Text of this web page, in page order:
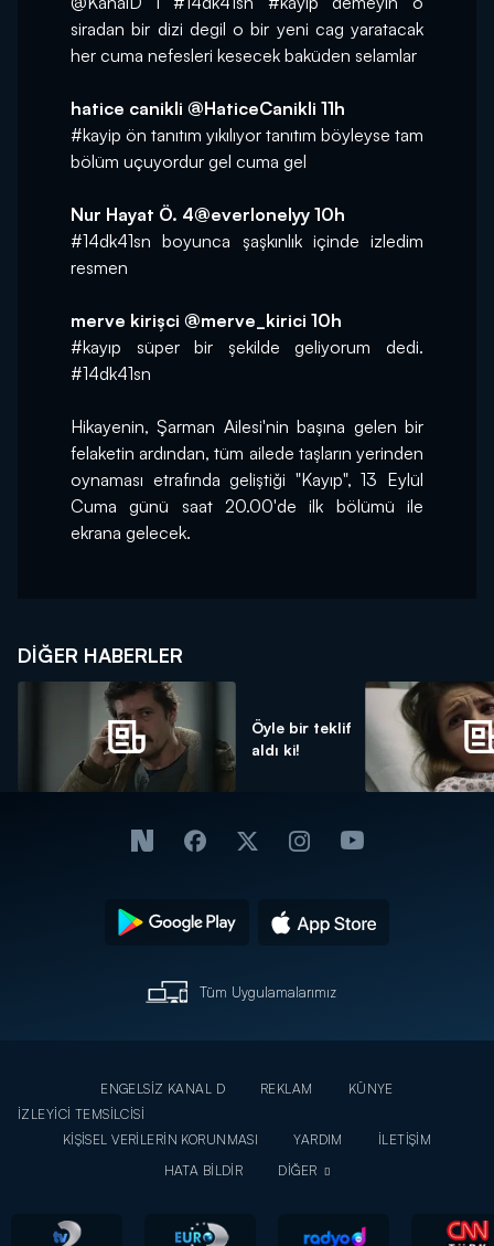
siradan bir dizi degil o bir yeni cag yaratacak
her cuma nefesleri kesecek baküden selamlar
hatice canikli ‏@HaticeCanikli 11h
#kayip ön tanıtım yıkılıyor tanıtım böyleyse tam
bölüm uçuyordur gel cuma gel
Nur Hayat Ö. ‏@4everlonelyy 10h
#14dk41sn boyunca şaşkınlık içinde izledim
resmen
merve kirişci ‏@merve_kirici 10h
#kayıp süper bir şekilde geliyorum dedi.
#14dk41sn
Hikayenin, Şarman Ailesi'nin başına gelen bir
felaketin ardından, tüm ailede taşların yerinden
oynaması etrafında geliştiği "Kayıp", 13 Eylül
Cuma günü saat 20.00'de ilk bölümü ile
ekrana gelecek.
DIĞER HABERLER
Öyle bir teklif
aldı ki!
Tüm Uygulamalarımız
ENGELSİZ KANAL D REKLAM
KÜNYE
İZLEYİCİ TEMSİLCİSİ
KİŞİSEL VERİLERİN KORUNMASI
YARDIM
İLETİŞİM
HATA BİLDİR
DİĞER